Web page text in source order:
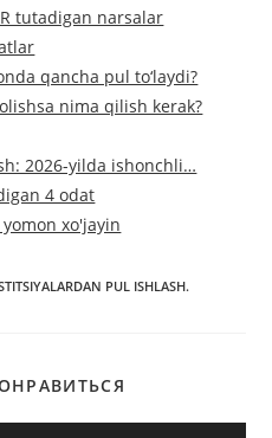
tutadigan narsalar
qancha pul to‘laydi?
nima qilish kerak?
2026-yilda ishonchli…
4 odat
xo'jayin
PUL ISHLASH.